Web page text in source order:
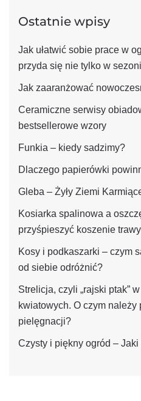
Ostatnie wpisy
Jak ułatwić sobie prace w
przyda się nie tylko w
Jak zaaranżować
Ceramiczne serwisy
bestsellerowe wzory
Funkia – kiedy sadzimy?
Dlaczego papierówki
Gleba – Żyły Ziemi
Kosiarka spalinowa a
przyśpieszyć koszenie
Kosy i podkaszarki – czym
od siebie odróżnić?
Strelicja, czyli „rajski ptak”
kwiatowych. O czym należy
pielęgnacji?
Czysty i piękny ogród –